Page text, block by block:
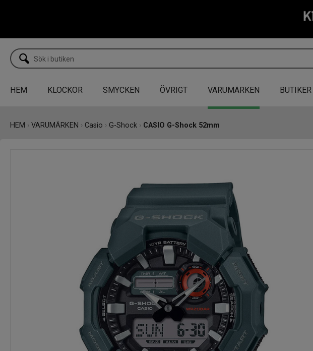
HEM KLOCKOR SMYCKEN ÖVRIGT VARUMÄRKEN BUTIKER
HEM › VARUMÄRKEN › Casio › G-Shock › CASIO G-Shock 52mm